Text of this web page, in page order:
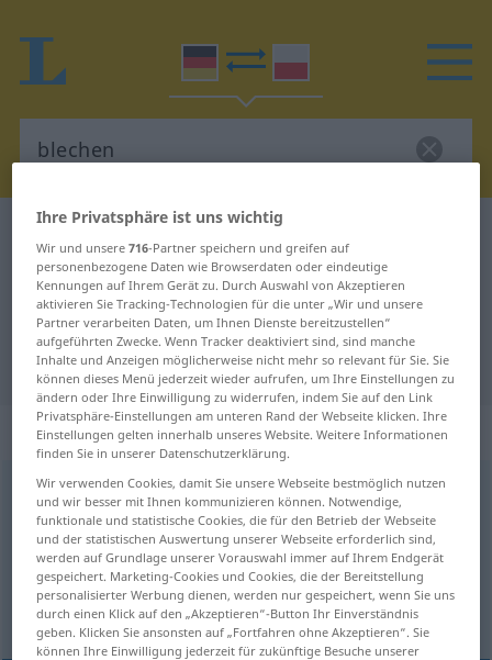
Deutsch-Polnisch Wörterbuch
Deutsch-Polnisch Übersetzung für
"blechen"
"blechen" Polnisch Übersetzung
„blechen“: transitives Verb
blechenv/t UMG
Übersicht aller Übersetzungen
(Für mehr Details die Übersetzung anklicken/antippen)
bulić
Ihre Privatsphäre ist uns wichtig
Wir und unsere716-Partner speichern und greifen auf
personenbezogene Daten wie Browserdaten oder eindeutige
Kennungen auf Ihrem Gerät zu. Durch Auswahl von Akzeptieren
aktivieren Sie Tracking-Technologien für die unter „Wir und unsere
Partner verarbeiten Daten, um Ihnen Dienste bereitzustellen“
aufgeführten Zwecke. Wenn Tracker deaktiviert sind, sind manche
Inhalte und Anzeigen möglicherweise nicht mehr so relevant für Sie. Sie
können dieses Menü jederzeit wieder aufrufen, um Ihre Einstellungen zu
ändern oder Ihre Einwilligung zu widerrufen, indem Sie auf den Link
Privatsphäre-Einstellungen am unteren Rand der Webseite klicken. Ihre
Einstellungen gelten innerhalb unseres Website. Weitere Informationen
finden Sie in unserer Datenschutzerklärung.
Wir verwenden Cookies, damit Sie unsere Webseite bestmöglich nutzen
und wir besser mit Ihnen kommunizieren können. Notwendige,
funktionale und statistische Cookies, die für den Betrieb der Webseite
und der statistischen Auswertung unserer Webseite erforderlich sind,
werden auf Grundlage unserer Vorauswahl immer auf Ihrem Endgerät
gespeichert. Marketing-Cookies und Cookies, die der Bereitstellung
personalisierter Werbung dienen, werden nur gespeichert, wenn Sie uns
durch einen Klick auf den „Akzeptieren“-Button Ihr Einverständnis
geben. Klicken Sie ansonsten auf „Fortfahren ohne Akzeptieren“. Sie
können Ihre Einwilligung jederzeit für zukünftige Besuche unserer